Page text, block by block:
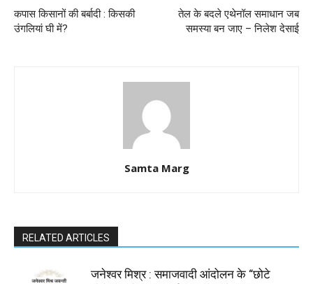
कपास किसानों की बर्बादी : किसकी
उंगलियां घी में?
तेल के बदले एथेनॉल समाधान जब
समस्या बन जाए – निलेश देसाई
Samta Marg
RELATED ARTICLES
जनेश्वर मिश्र : समाजवादी आंदोलन के “छोटे